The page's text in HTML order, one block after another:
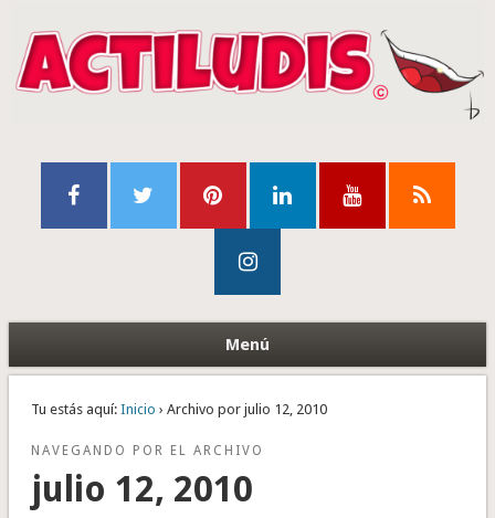
Menú
Tu estás aquí: Inicio › Archivo por julio 12, 2010
NAVEGANDO POR EL ARCHIVO
julio 12, 2010